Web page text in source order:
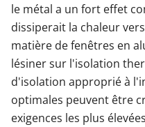
le métal a un fort effet
dissiperait la chaleur
matière de fenêtres en
lésiner sur l'isolation
d'isolation approprié à
optimales peuvent être
exigences les plus